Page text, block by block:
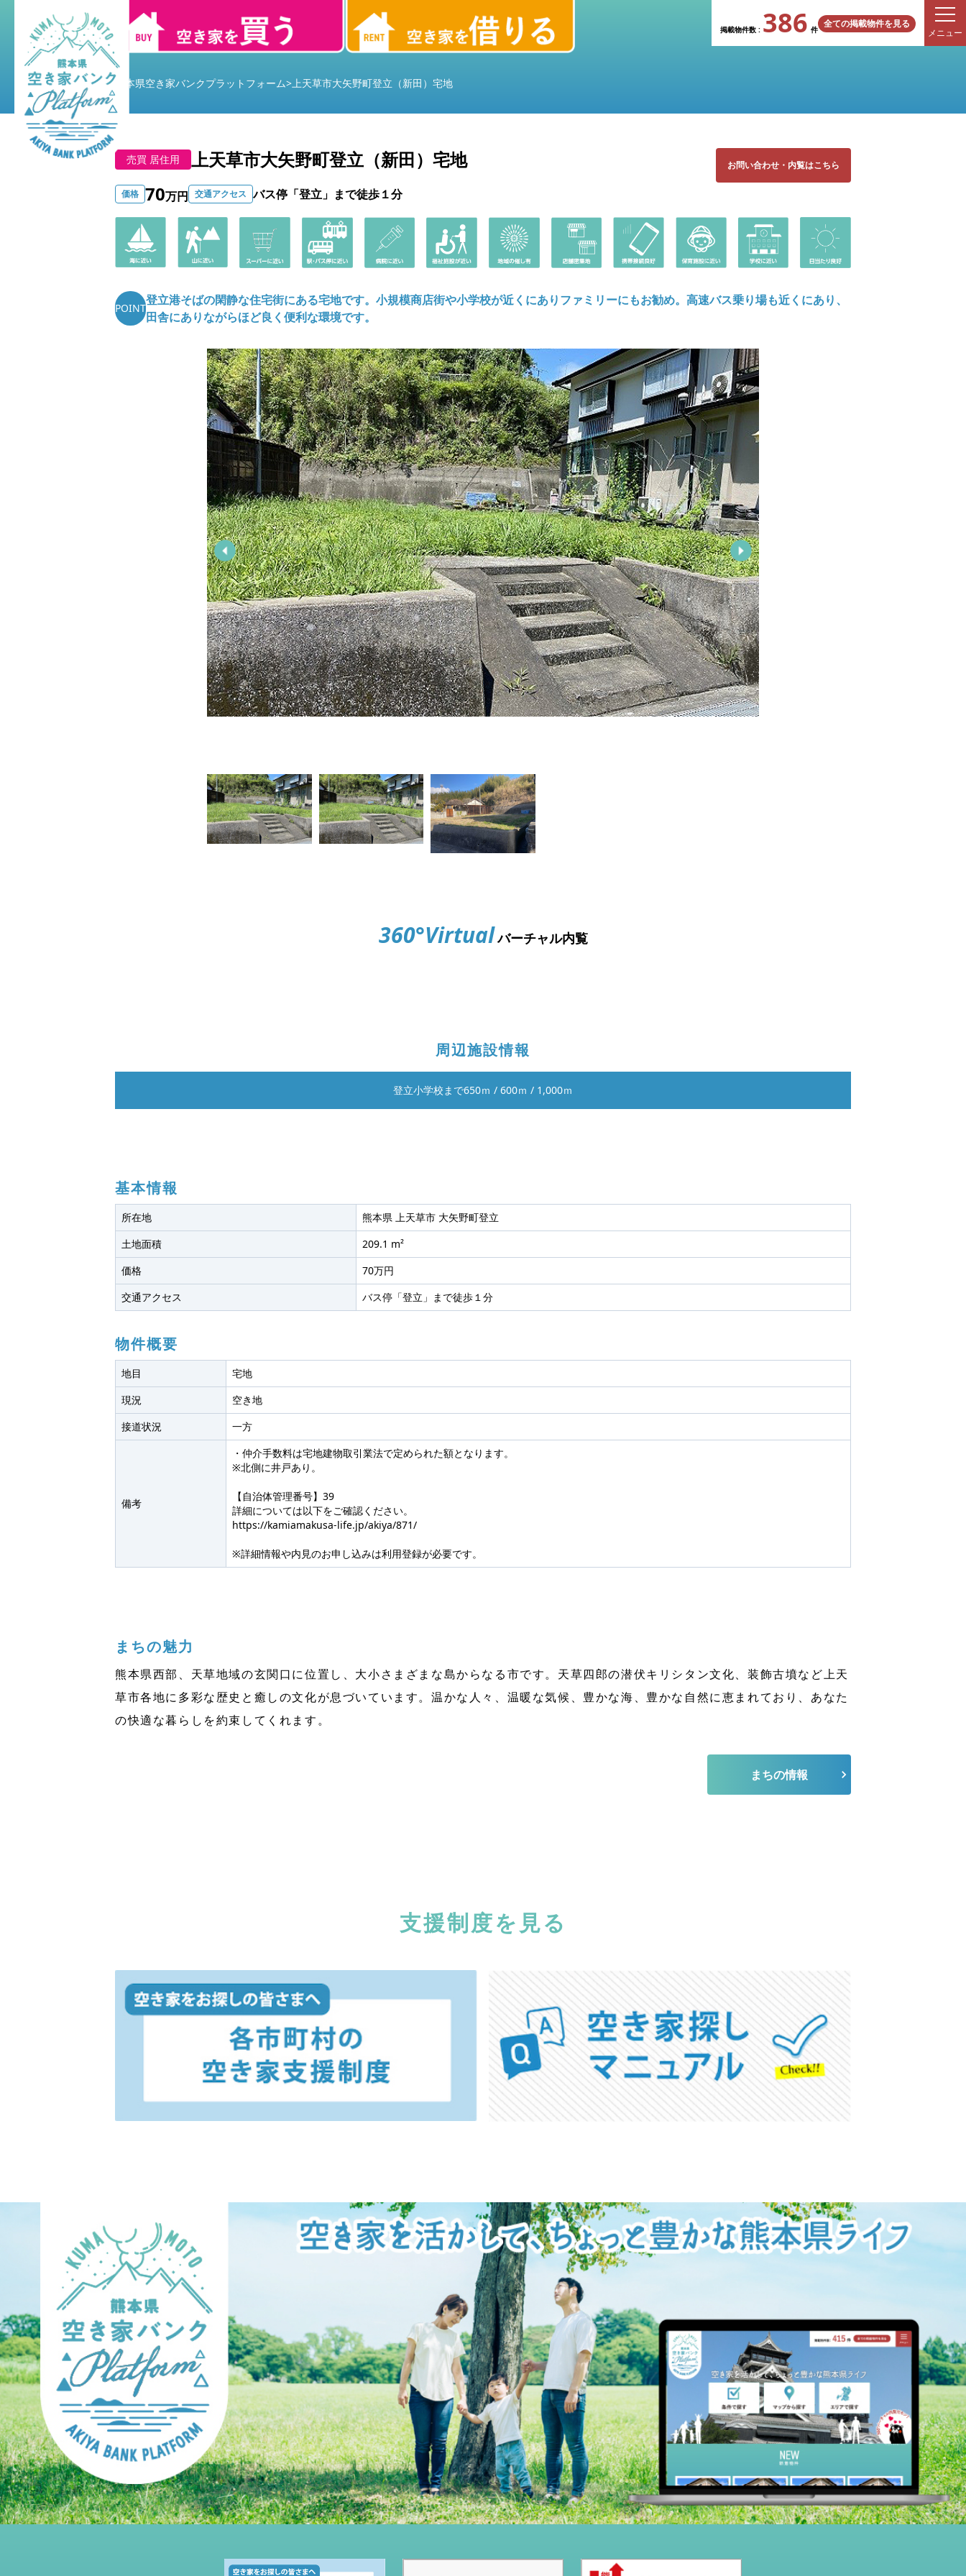
掲載物件数 : 386 件 全ての掲載物件を見る
メニュー
熊本県空き家バンクプラットフォーム>上天草市大矢野町登立（新田）宅地
売買 居住用 上天草市大矢野町登立（新田）宅地 お問い合わせ ・ 内覧はこちら
価格 70万円 交通アクセス バス停「登立」まで徒歩１分
POINT
登立港そばの閑静な住宅街にある宅地です。小規模商店街や小学校が近くにありファミリーにもお勧め。高速バス乗り場も近くにあり、
田舎にありながらほど良く便利な環境です。
360°Virtualバーチャル内覧
周辺施設情報
登立小学校まで650ｍ / 600ｍ / 1,000ｍ
基本情報
所在地
熊本県 上天草市 大矢野町登立
土地面積
209.1 m²
価格
70万円
交通アクセス
バス停「登立」まで徒歩１分
物件概要
地目
宅地
現況
空き地
接道状況
一方
備考
・仲介手数料は宅地建物取引業法で定められた額となります。
※北側に井戸あり。
【自治体管理番号】39
詳細については以下をご確認ください。
https://kamiamakusa-life.jp/akiya/871/
※詳細情報や内見のお申し込みは利用登録が必要です。
まちの魅力
熊本県西部、天草地域の玄関口に位置し、大小さまざまな島からなる市です。天草四郎の潜伏キリシタン文化、装飾古墳など上天
草市各地に多彩な歴史と癒しの文化が息づいています。温かな人々、温暖な気候、豊かな海、豊かな自然に恵まれており、あなた
の快適な暮らしを約束してくれます。
まちの情報
支援制度を見る